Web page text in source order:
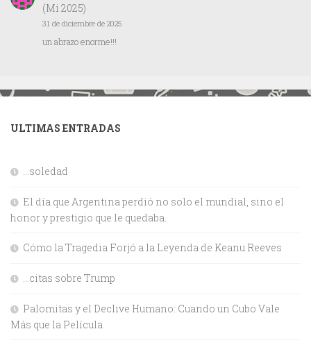
(Mi 2025)
31 de diciembre de 2025
un abrazo enorme!!!
ULTIMAS ENTRADAS
…soledad
El día que Argentina perdió no solo el mundial, sino el
honor y prestigio que le quedaba.
Cómo la Tragedia Forjó a la Leyenda de Keanu Reeves
…citas sobre Trump
Palomitas y el Declive Humano: Cuando un Cubo Vale
Más que la Película